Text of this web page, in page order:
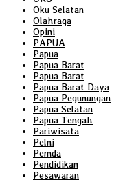
Oku Selatan
Olahraga
Opini
PAPUA
Papua
Papua Barat
Papua Barat
Papua Barat Daya
Papua Pegunungan
Papua Selatan
Papua Tengah
Pariwisata
Pelni
Pemda
Pendidikan
Pesawaran